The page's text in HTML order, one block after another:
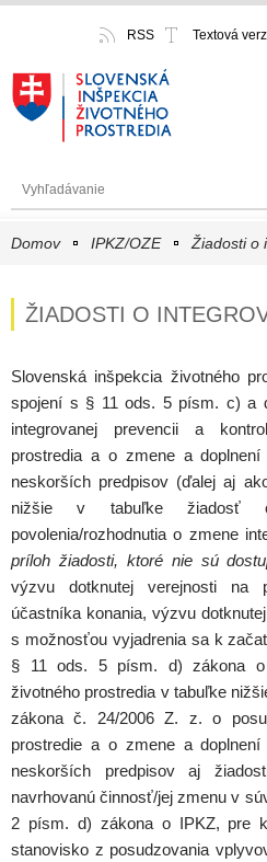
Textová
RSS
Domov IPKZ/OZE Žiadosti o
ŽIADOSTI O
Slovenská inšpekcia životného
spojení s § 11 ods. 5 písm. c) a
integrovanej prevencii a
prostredia a o zmene a
neskorších predpisov (ďalej aj
nižšie v tabuľke žiadosť o
povolenia/rozhodnutia o zmene
príloh žiadosti, ktoré nie sú
výzvu dotknutej verejnosti na
účastníka konania, výzvu
s možnosťou vyjadrenia sa k
§ 11 ods. 5 písm. d) zákona o
životného prostredia v tabuľke
zákona č. 24/2006 Z. z. o
prostredie a o zmene a
neskorších predpisov aj
navrhovanú činnosť/jej zmenu v
2 písm. d) zákona o IPKZ, pre
stanovisko z posudzovania